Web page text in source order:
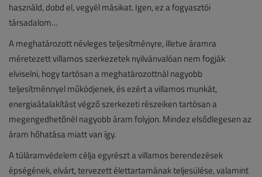
használd, dobd el, vegyél másikat. Igen, ez a fogyasztói
társadalom…
A meghatározott névleges teljesítményre, illetve áramra
méretezett villamos szerkezetek nyilvánvalóan nem fogják
elviselni, hogy tartósan a meghatározottnál nagyobb
teljesítménnyel működjenek, és ezért a villamos munkát,
energiaátalakítást végző szerkezeti részeiken tartósan a
megengedhetőnél nagyobb áram folyjon. Mindez elsődlegesen az
áram hőhatása miatt van így.
A túláramvédelem célja egyrészt a villamos berendezések
épségének, elvárt, tervezett élettartamának teljesülése, valamint